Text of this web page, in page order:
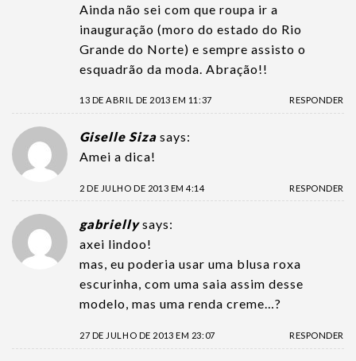
Ainda não sei com que roupa ir a
inauguração (moro do estado do Rio
Grande do Norte) e sempre assisto o
esquadrão da moda. Abração!!
13 DE ABRIL DE 2013 EM 11:37 RESPONDER
Giselle Siza says:
Amei a dica!
2 DE JULHO DE 2013 EM 4:14 RESPONDER
gabrielly says:
axei lindoo!
mas, eu poderia usar uma blusa roxa
escurinha, com uma saia assim desse
modelo, mas uma renda creme…?
27 DE JULHO DE 2013 EM 23:07 RESPONDER